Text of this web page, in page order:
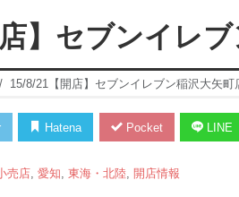
】セブンイレ
15/8/21【開店】セブンイレブン稲沢大矢町
Hatena Pocket LINE
売店, 愛知 東海・北陸, 開店情報